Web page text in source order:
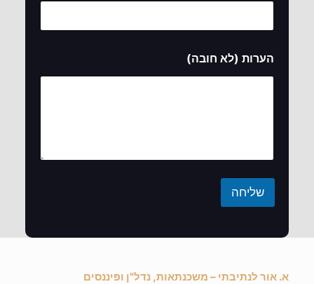
ל
א
פ
ן
הערות (לא חובה)
שליחה
א. אור לנתיבתי – משכנתאות, נדל"ן ופיננסים